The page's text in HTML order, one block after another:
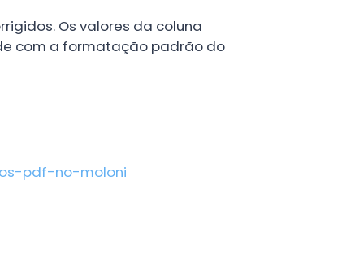
Os valores da coluna
com a formatação padrão do
pdf-no-moloni